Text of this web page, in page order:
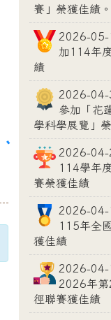
賽」榮獲佳績。
2026-05-
加114年
績
2026-04-
參加「花
學科學展覽」
2026-04-
114學年
賽榮獲佳績
2026-04-
115年全
獲佳績
2026-04-
2026年第
徑聯賽獲佳績